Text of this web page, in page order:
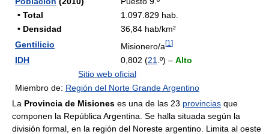
• Total
1.097.829 hab.
• Densidad
36,84 hab/km²
Gentilicio
Misionero/a[1 ]
IDH 0,802 (21 .º) – Alto
Sitio web oficial
Miembro de: Región del Norte Grande Argentino
La Provincia de Misiones es una de las 23 provincias que
componen la República Argentina. Se halla situada según la
división formal, en la región del Noreste argentino. Limita al oeste